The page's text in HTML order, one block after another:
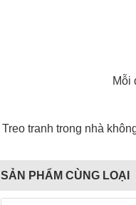
Mỗi
Treo tranh trong nhà
SẢN PHẨM CÙNG LOẠI